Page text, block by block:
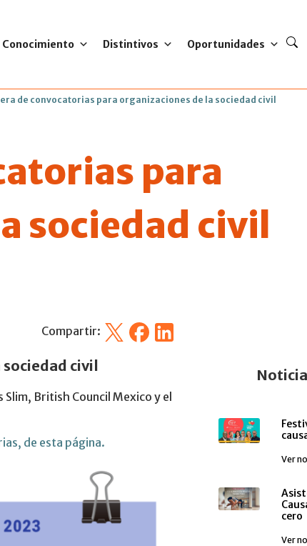
Conocimiento Distintivos Oportunidades
de convocatorias para organizaciones de la sociedad civil
para
sociedad civil
Compartir: X FacebookLinkedin
civil
British Council Mexico y el
de esta página.
Ver
cero
Ver